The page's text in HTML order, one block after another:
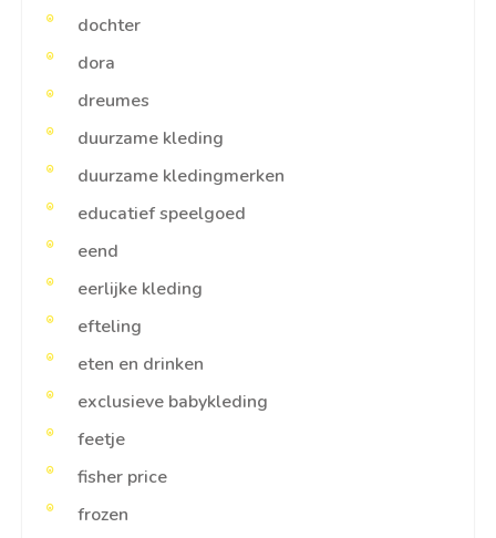
dochter
dora
dreumes
duurzame kleding
duurzame kledingmerken
educatief speelgoed
eend
eerlijke kleding
efteling
eten en drinken
exclusieve babykleding
feetje
fisher price
frozen